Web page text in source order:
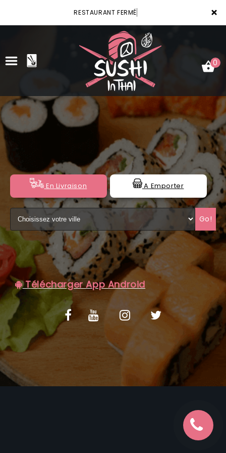
×
RESTAURANT FERMÉ
ACCUEIL
VOTRE COMPTE
NOTRE RESTAURANT
VOS AVIS
MENTIONS LÉGALES
C.G.V
0
En Livraison A Emporter
Go!
Télécharger App Android